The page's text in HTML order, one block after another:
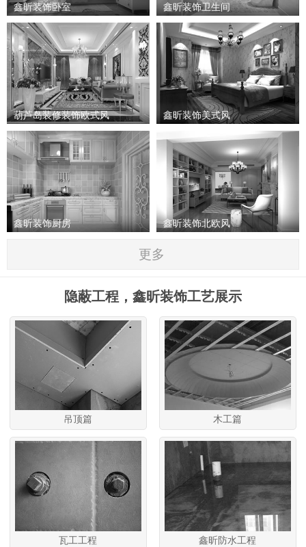
鑫昕装饰卧室 鑫昕装饰卫生间
葫芦岛装修装饰欧式风 鑫昕装饰美式风
鑫昕装饰厨房 鑫昕装饰北欧风
更多
隐蔽工程，鑫昕装饰工艺展示
吊顶篇 木工篇
瓦工工程 鑫昕防水工程